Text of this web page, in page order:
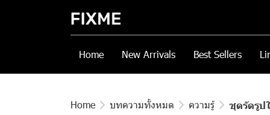
Home New Arrivals Best Sellers
Home บทความทั้งหมด ความรู้ ชุดรัดรูป